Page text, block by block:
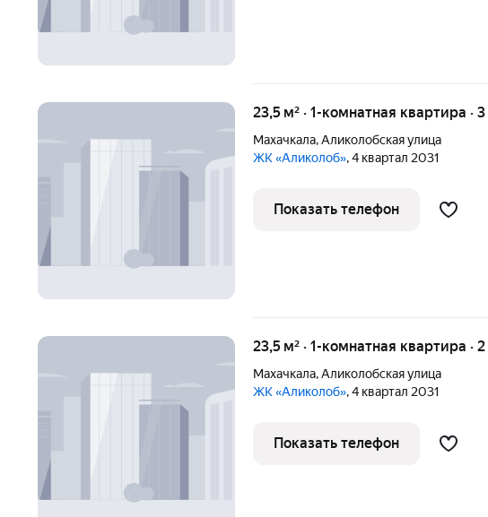
23,5 м² · 1-комнатная квартира ·
Махачкала,Аликолобская улица
ЖК «Аликолоб», 4 квартал 2031
Показать телефон
23,5 м² · 1-комнатная квартира ·
Махачкала,Аликолобская улица
ЖК «Аликолоб», 4 квартал 2031
Показать телефон